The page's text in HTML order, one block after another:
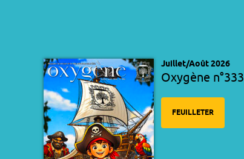
Juillet/Août 2026
Oxygène n°333
FEUILLETER